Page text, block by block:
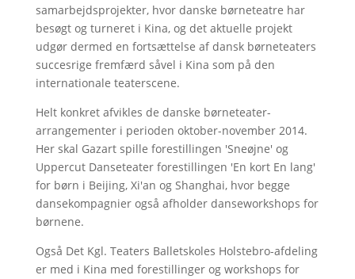
samarbejdsprojekter, hvor danske børneteatre har
besøgt og turneret i Kina, og det aktuelle projekt
udgør dermed en fortsættelse af dansk børneteaters
succesrige fremfærd såvel i Kina som på den
internationale teaterscene.
Helt konkret afvikles de danske børneteater-
arrangementer i perioden oktober-november 2014.
Her skal Gazart spille forestillingen 'Sneøjne' og
Uppercut Danseteater forestillingen 'En kort En lang'
for børn i Beijing, Xi'an og Shanghai, hvor begge
dansekompagnier også afholder danseworkshops for
børnene.
Også Det Kgl. Teaters Balletskoles Holstebro-afdeling
er med i Kina med forestillinger og workshops for